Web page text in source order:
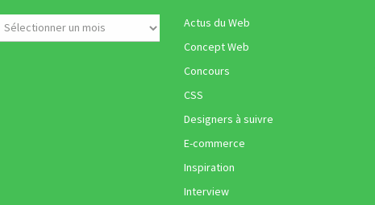
Actus du Web
Concept Web
Concours
CSS
Designers à suivre
E-commerce
Inspiration
Interview